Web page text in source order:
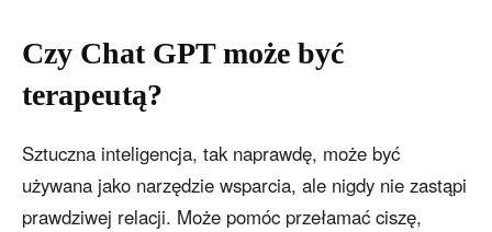
Czy Chat GPT może być
terapeutą?
Sztuczna inteligencja, tak naprawdę, może być
używana jako narzędzie wsparcia, ale nigdy nie zastąpi
prawdziwej relacji. Może pomóc przełamać ciszę,